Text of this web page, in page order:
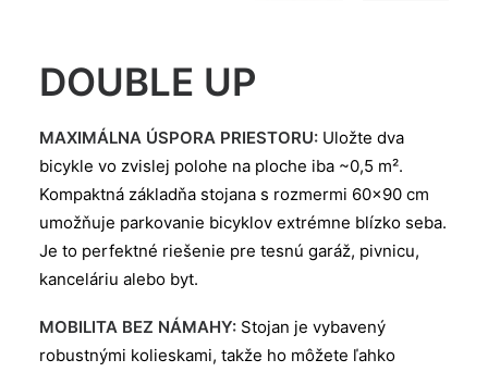
DOUBLE UP
MAXIMÁLNA ÚSPORA PRIESTORU: Uložte dva
bicykle vo zvislej polohe na ploche iba ~0,5 m².
Kompaktná základňa stojana s rozmermi 60×90 cm
umožňuje parkovanie bicyklov extrémne blízko seba.
Je to perfektné riešenie pre tesnú garáž, pivnicu,
kanceláriu alebo byt.
MOBILITA BEZ NÁMAHY: Stojan je vybavený
robustnými kolieskami, takže ho môžete ľahko